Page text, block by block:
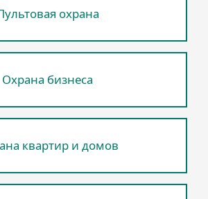
охрана
Охрана бизнеса
квартир и домов